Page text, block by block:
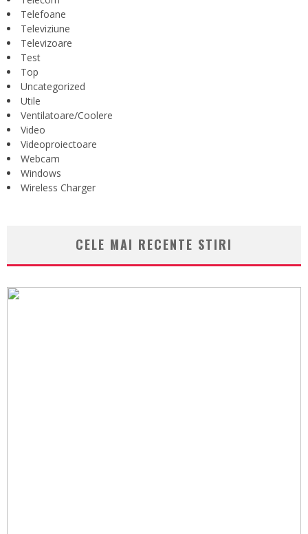
Telefoane
Televiziune
Televizoare
Test
Top
Uncategorized
Utile
Ventilatoare/Coolere
Video
Videoproiectoare
Webcam
Windows
Wireless Charger
CELE MAI RECENTE STIRI